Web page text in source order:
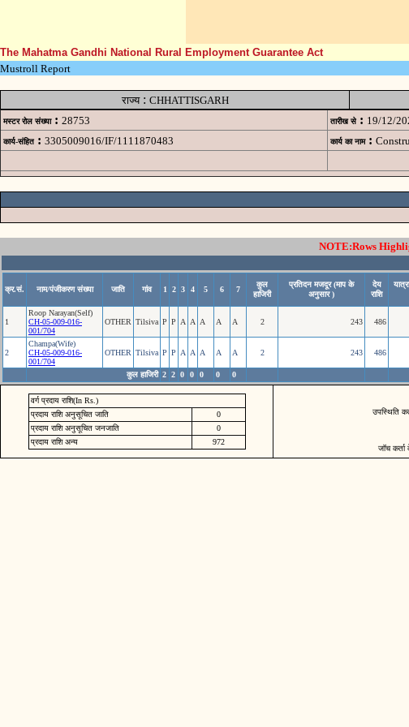
The Mahatma Gandhi National Rural Employment Guarantee Act
Mustroll Report
राज्य: CHHATTISGARH
मस्टर रोल संख्या : 28753 तारीख से : 19/12/
कार्य-संहित : 3305009016/IF/1111870483 कार्य का नाम :
NOTE:Rows
क्र.सं. नाम/पंजीकरण संख्या जाति गांव 1 2 3 4 5 6 7
कुल
हाजिरी
प्रतिदन मजदूर (माप के
अनुसार )
देय
राशि
1
Roop Narayan(Self)
CH-05-009-016-
001/704
OTHER Tilsiva P P A A A A A 2 243 486
2
Champa(Wife)
CH-05-009-016-
001/704
OTHER Tilsiva P P A A A A A 2 243 486
कुल हाजिरी 2 2 0 0 0 0 0
वर्ग प्रदाय राशि(In Rs.)
प्रदाय राशि अनुसूचित जाति
0
प्रदाय राशि अनुसूचित जनजाति
0
प्रदाय राशि अन्य
972
उपस्थिति
जॉच कर्ता